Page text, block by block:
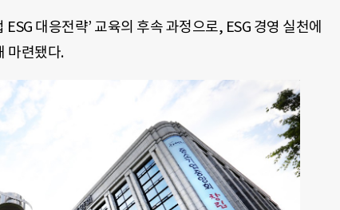
대응전략’ 교육의 후속 과정으로, ESG 경영 실천에
마련됐다.